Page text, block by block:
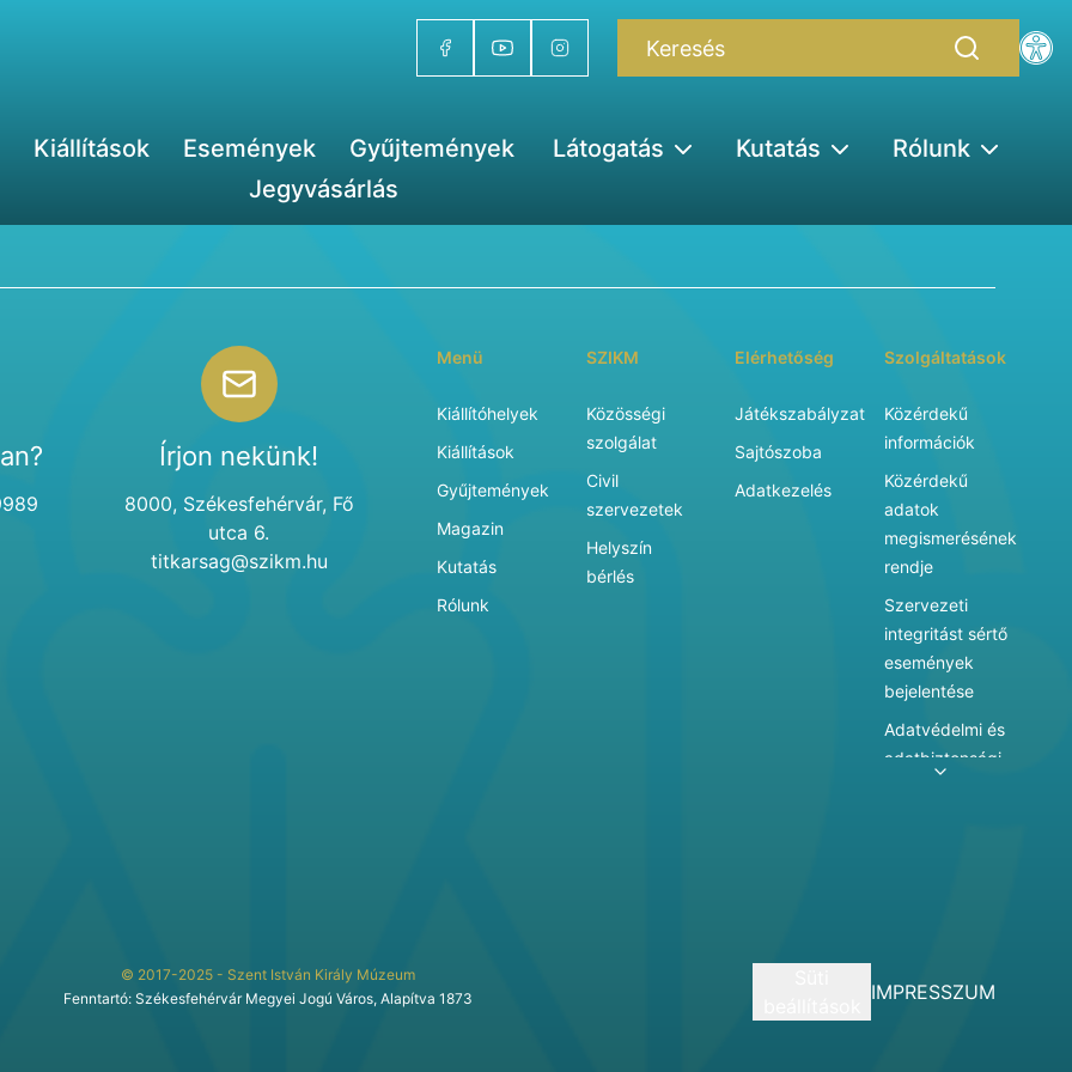
Kiállítások Események Gyűjtemények Látogatás Kutatás
Rólunk
Jegyvásárlás
Írjon nekünk!
8000, Székesfehérvár, Fő
utca 6.
titkarsag@szikm.hu
Menü
Kiállítóhelyek
Kiállítások
Gyűjtemények
Magazin
Kutatás
Rólunk
SZIKM
Közösségi
szolgálat
Civil
szervezetek
Helyszín
bérlés
Elérhetőség
Játékszabályzat
Sajtószoba
Adatkezelés
Szolgáltatások
Közérdekű
információk
Közérdekű
adatok
megismerésének
rendje
Szervezeti
integritást sértő
események
bejelentése
Adatvédelmi és
adatbiztonsági
szolgáltatásai
© 2017-2025 - Szent István Király Múzeum
Fenntartó: Székesfehérvár Megyei Jogú Város, Alapítva 1873
IMPRESSZUM